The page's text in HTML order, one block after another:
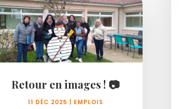
Retour en images ! 📷
11 DÉC 2025 EMPLOIS